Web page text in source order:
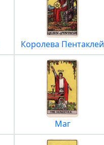
Королева Пентаклей
Маг